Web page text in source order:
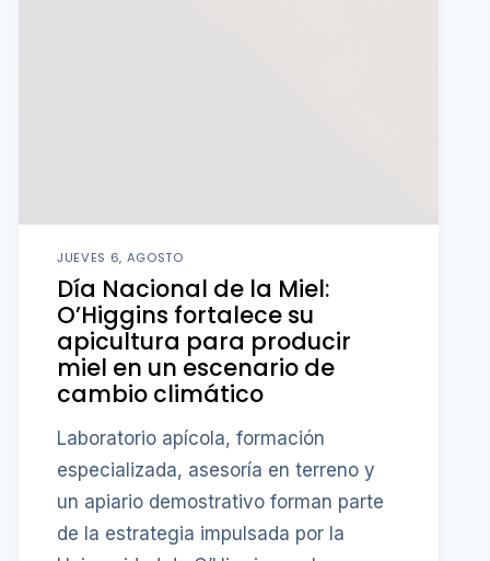
JUEVES 6, AGOSTO
Día Nacional de la Miel:
O’Higgins fortalece su
apicultura para producir
miel en un escenario de
cambio climático
Laboratorio apícola, formación
especializada, asesoría en terreno y
un apiario demostrativo forman parte
de la estrategia impulsada por la